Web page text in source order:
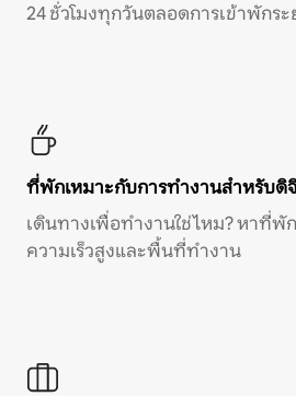
24 ชั่วโมงทุกวันตลอดการเข้าพักระ
ที่พักเหมาะกับการทำงานสำหรับดิ
เดินทางเพื่อทำงานใช่ไหม? หาที่พั
ความเร็วสูงและพื้นที่ทำงาน